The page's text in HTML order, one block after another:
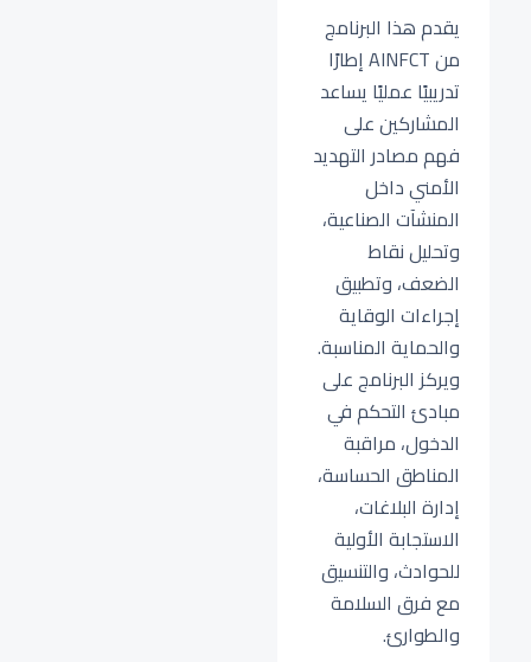
يقدم هذا البرنامج
من AINFCT إطارًا
تدريبيًا عمليًا يساعد
المشاركين على
فهم مصادر التهديد
الأمني داخل
المنشآت الصناعية،
وتحليل نقاط
الضعف، وتطبيق
إجراءات الوقاية
والحماية المناسبة.
ويركز البرنامج على
مبادئ التحكم في
الدخول، مراقبة
المناطق الحساسة،
إدارة البلاغات،
الاستجابة الأولية
للحوادث، والتنسيق
مع فرق السلامة
والطوارئ.